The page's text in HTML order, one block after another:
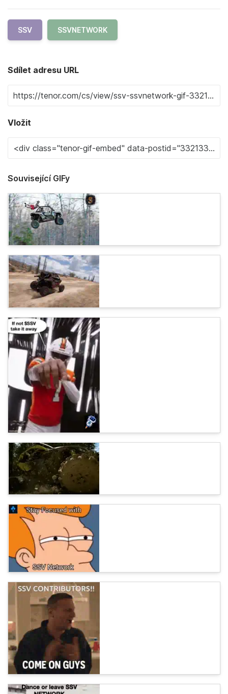
SSV SSVNETWORK
Sdílet adresu URL
Vložit
Související GIFy